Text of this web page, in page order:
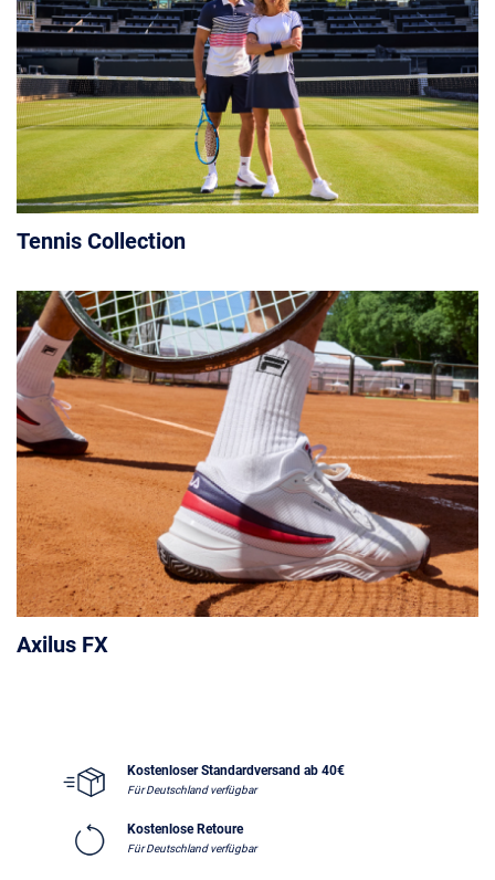
Tennis Collection
Axilus FX
Kostenloser Standardversand ab 40€
Für Deutschland verfügbar
Kostenlose Retoure
Für Deutschland verfügbar